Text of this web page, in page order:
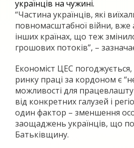
українців на чужині.
“Частина українців, які
повномасштабної війни, вже
інших країнах, що теж
грошових потоків”, –
Економіст ЦЕС
ринку праці за кордоном є
можливості для
від конкретних галузей і
один фактор – зменшення
заощаджень українців, що
Батьківщину.